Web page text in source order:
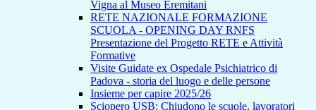
Vigna al Museo Eremitani
RETE NAZIONALE FORMAZIONE
SCUOLA - OPENING DAY RNFS
Presentazione del Progetto RETE e Attività
Formative
Visite Guidate ex Ospedale Psichiatrico di
Padova - storia del luogo e delle persone
Insieme per capire 2025/26
Sciopero USB: Chiudono le scuole, lavoratori